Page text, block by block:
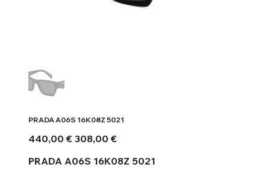
PRADA A06S 16K08Z 5021
Αρχική
τιμή
440,00 € Τιμή
έκπτωσης
308,00 €
PRADA A06S 16K08Z 5021